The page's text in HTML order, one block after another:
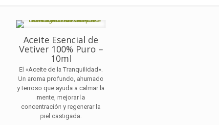
Aceite Esencial de
Vetiver 100% Puro –
10ml
El «Aceite de la Tranquilidad».
Un aroma profundo, ahumado
y terroso que ayuda a calmar la
mente, mejorar la
concentración y regenerar la
piel castigada.